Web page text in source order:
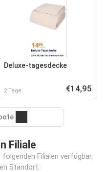
Deluxe-tagesdecke
2 Tage €14,95
Filiale
Filialen verfügbar,
Standort: